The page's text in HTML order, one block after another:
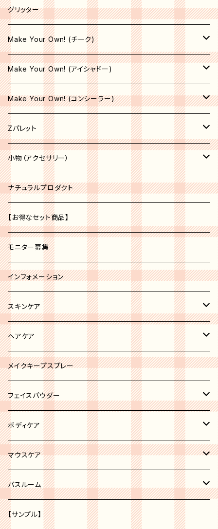
ライナーブラシ
コンシーラーブラシ
エリートブラシ
リップブラシ
グリッター
Make Your Own! (チーク)
収納空パレット
マット
シマー
サテン
Make Your Own! (アイシャドー)
サテン
オペーク
シア―
セミオペーク
シマー
シア―
オペーク
セミオペーク
マット
シア―
オペーク
セミオペーク
収納空パレット
ベージュ系
ホワイト系
ブラック系
グレー系
ブルー系
ブラウン系
ピンク系
イエロー系
レッド系
オレンジ系
パープル系
Make Your Own! (コンシーラー)
収納空パレット
Zパレット
パレット
アクセサリー
小物（アクセサリー）
コスメオーガナイザー
収納空パレット
ブラシカバー
その他
ナチュラルプロダクト
【お得なセット商品】
モニター募集
インフォメーション
スキンケア
リップトリートメント
ボディケア
ニキビケア
洗顔
化粧水
美容液
ピーリング
クリーム
ヘアケア
ヘアオイル
メイクキープスプレー
フェイスパウダー
ハイライト
ボディケア
ボディークリーム
マウスケア
歯磨き粉
バスルーム
トイレ
【サンプル】